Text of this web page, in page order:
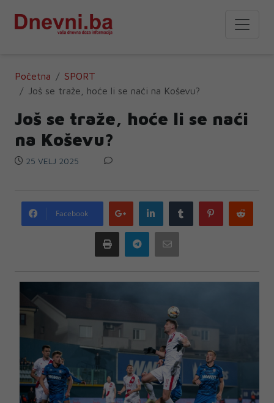
Početna
SPORT
Još se traže, hoće li se naći na Koševu?
Još se traže, hoće li se naći
na Koševu?
25 VELJ 2025
Facebook
Google
plus
LinkedIn Tumblr Pinterest
Print Telegram